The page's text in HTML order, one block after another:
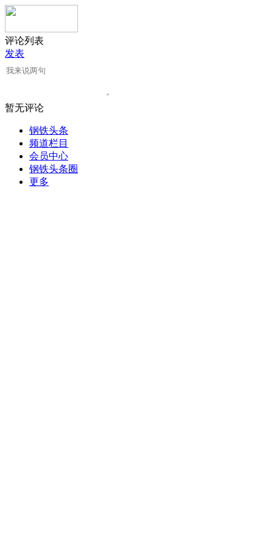
评论列表
发表
暂无评论
钢铁头条
频道栏目
会员中心
钢铁头条圈
更多